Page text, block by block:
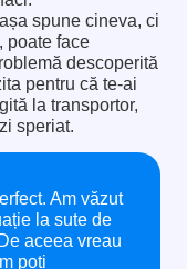
spune cineva, ci
poate face
descoperită
pentru că te-ai
la transportor,
speriat.
Am văzut
la sute de
aceea vreau
poți